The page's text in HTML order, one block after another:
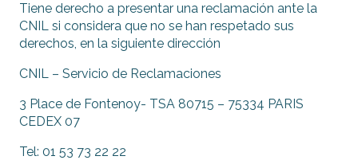
Tiene derecho a presentar una reclamación ante la
CNIL si considera que no se han respetado sus
derechos, en la siguiente dirección
CNIL – Servicio de Reclamaciones
3 Place de Fontenoy- TSA 80715 – 75334 PARIS
CEDEX 07
Tel: 01 53 73 22 22